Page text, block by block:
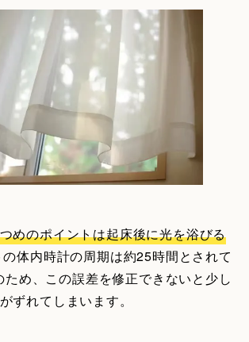
めのポイントは起床後に光を浴びる
体内時計の周期は約25時間とされて
め、この誤差を修正できないと少し
ずれてしまいます。